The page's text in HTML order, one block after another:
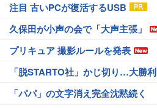
注目 古いPCが復活するUSB
久保田が小声の会で「大声主張」
プリキュア 撮影ルールを発表
「脱STARTO社」かじ切り…大勝利
「パパ」の文字消え完全沈黙続く